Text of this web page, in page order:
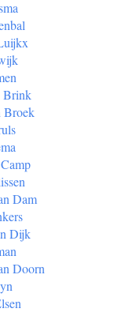
Brink
Broek
Dam
Dijk
Doorn